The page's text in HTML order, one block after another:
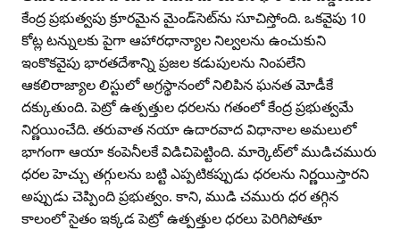
కేంద్ర ప్రభుత్వపు క్రూరమైన మైండ్‌సెట్‌ను సూచిస్తోంది. ఒకవైపు 10
కోట్ల టన్నులకు పైగా ఆహారధాన్యాల నిల్వలను ఉంచుకుని
ఇంకొకవైపు భారతదేశాన్ని ప్రజల కడుపులను నింపలేని
ఆకలిరాజ్యాల లిస్టులో అగ్రస్థానంలో నిలిపిన ఘనత మోడీకే
దక్కుతుంది. పెట్రో ఉత్పత్తుల ధరలను గతంలో కేంద్ర ప్రభుత్వమే
నిర్ణయించేది. తరువాత నయా ఉదారవాద విధానాల అమలులో
భాగంగా ఆయా కంపెనీలకే విడిచిపెట్టింది. మార్కెట్‌లో ముడిచమురు
ధరల హెచ్చు తగ్గులను బట్టి ఎప్పటికప్పుడు ధరలను నిర్ణయిస్తారని
అప్పుడు చెప్పింది ప్రభుత్వం. కాని, ముడి చమురు ధర తగ్గిన
కాలంలో సైతం ఇక్కడ పెట్రో ఉత్పత్తుల ధరలు పెరిగిపోతూ